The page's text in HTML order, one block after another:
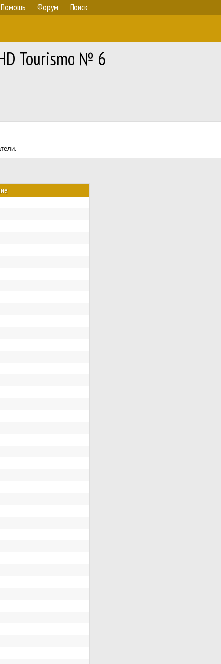
Помощь Форум Поиск
Tourismo № 6